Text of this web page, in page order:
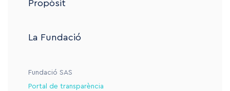
Propòsit
La Fundació
Fundació SAS
Portal de transparència